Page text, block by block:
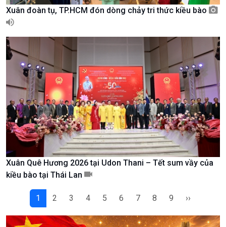
Podcast
10 phút Sự kiện - Luận bàn
Dòng chảy sự kiện
Xuân đoàn tụ, TP.HCM đón dòng chảy tri thức kiều bào
Xuân Quê Hương 2026 tại Udon Thani – Tết sum vầy của
kiều bào tại Thái Lan
1 2 3 4 5 6 7 8 9 ››